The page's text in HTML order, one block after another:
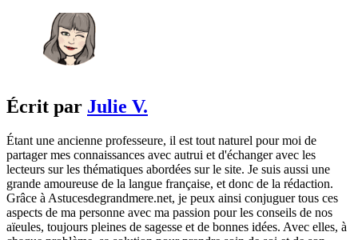
Écrit par Julie V.
Étant une ancienne professeure, il est tout naturel pour moi de
partager mes connaissances avec autrui et d'échanger avec les
lecteurs sur les thématiques abordées sur le site. Je suis aussi une
grande amoureuse de la langue française, et donc de la rédaction.
Grâce à Astucesdegrandmere.net, je peux ainsi conjuguer tous ces
aspects de ma personne avec ma passion pour les conseils de nos
aïeules, toujours pleines de sagesse et de bonnes idées. Avec elles, à